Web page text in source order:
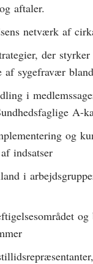
aftaler.
netværk af
der
sygefravær
i
A-
og
indsatser
i